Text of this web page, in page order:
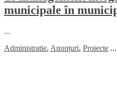
municipale în
...
Administratie, Anunțuri, Proiecte ...